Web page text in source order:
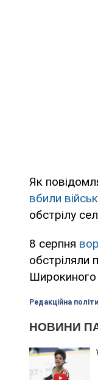
Як
вбили
обстрілу
8 серпня
обстріляли
Широкиного
Редакційна